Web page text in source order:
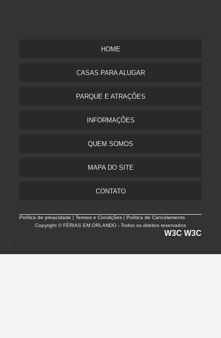
HOME
CASAS PARA ALUGAR
PARQUE E ATRAÇÕES
INFORMAÇÕES
QUEM SOMOS
MAPA DO SITE
CONTATO
Política de privacidade |Termos e Condições | Política de Cancelamento
Copyright © FÉRIAS EM ORLANDO - Todos os direitos reservados
W3C W3C